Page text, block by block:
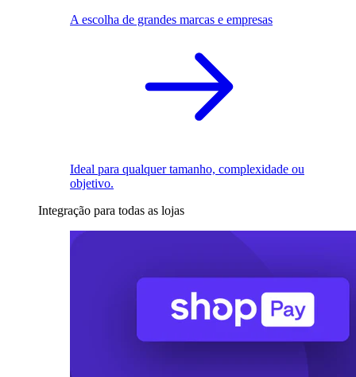
A escolha de grandes marcas e empresas
Ideal para qualquer tamanho, complexidade ou
objetivo.
Integração para todas as lojas